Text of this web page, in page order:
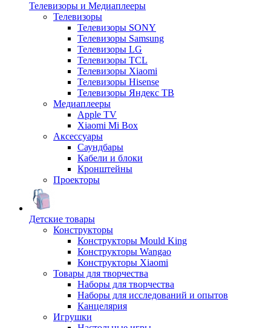
Телевизоры и Медиаплееры
Телевизоры
Телевизоры SONY
Телевизоры Samsung
Телевизоры LG
Телевизоры TCL
Телевизоры Xiaomi
Телевизоры Hisense
Телевизоры Яндекс ТВ
Медиаплееры
Apple TV
Xiaomi Mi Box
Аксессуары
Саундбары
Кабели и блоки
Кронштейны
Проекторы
Детские товары
Конструкторы
Конструкторы Mould King
Конструкторы Wangao
Конструкторы Xiaomi
Товары для творчества
Наборы для творчества
Наборы для исследований и опытов
Канцелярия
Игрушки